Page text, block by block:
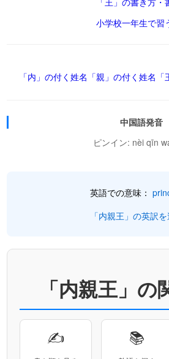
小学校一年生で習
「内」の付く姓名 「親」の付く姓名
中国語発音
ピンイン: nèi qīn
英語での意味：
「内親王」の英訳
「内親王」の
✍ 📚